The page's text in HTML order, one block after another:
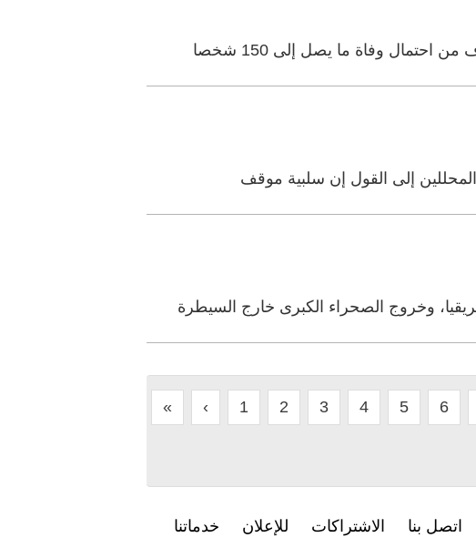
وفاة ما يصل إلى 150 شخصا
إلى القول إن سلبية موقف
وخروج الصحراء الكبرى خارج السيطرة
« ‹ 1 2 3 4 5 6
اتصل بنا الاشتراكات للإعلان خدماتنا